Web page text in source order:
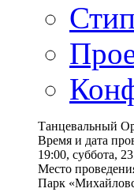
Танцевальный
Время и дата
19:00, суббота,
Место
Парк